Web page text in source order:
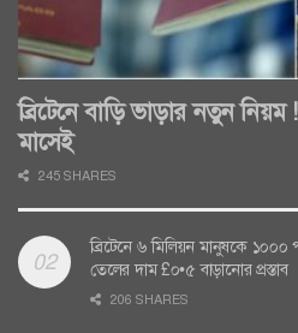
ব্রিটেনে বাড়ি ভাড়ার নতুন
মাসেই
245 SHARES
ব্রিটেনে ৬ মিলিয়ন মানুষকে ১০০০ পাউন্ড
তেলের দাম £০•৫ বাড়ানোর প্রস্তাব
206 SHARES